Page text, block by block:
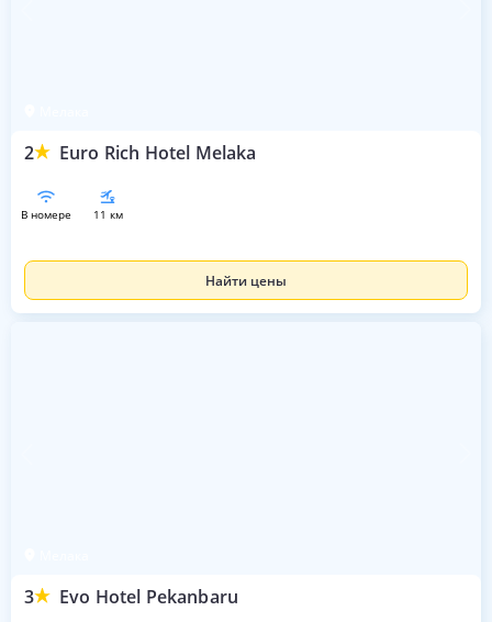
2 Euro Rich Hotel Melaka
в номере 11 км
Найти цены
3 Evo Hotel Pekanbaru